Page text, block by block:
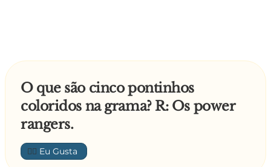
O que são cinco pontinhos
coloridos na grama? R: Os power
rangers.
👍🏼